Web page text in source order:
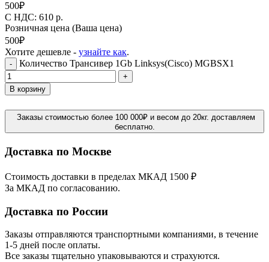
500₽
C НДС: 610 р.
Розничная цена (Ваша цена)
500₽
Хотите дешевле - узнайте как.
- Количество Трансивер 1Gb Linksys(Cisco) MGBSX1
+
В корзину
Заказы стоимостью более 100 000₽ и весом до 20кг. доставляем
бесплатно.
Доставка по Москве
Стоимость доставки в пределах МКАД 1500 ₽
За МКАД по согласованию.
Доставка по России
Заказы отправляются транспортными компаниями, в течение
1-5 дней после оплаты.
Все заказы тщательно упаковываются и страхуются.